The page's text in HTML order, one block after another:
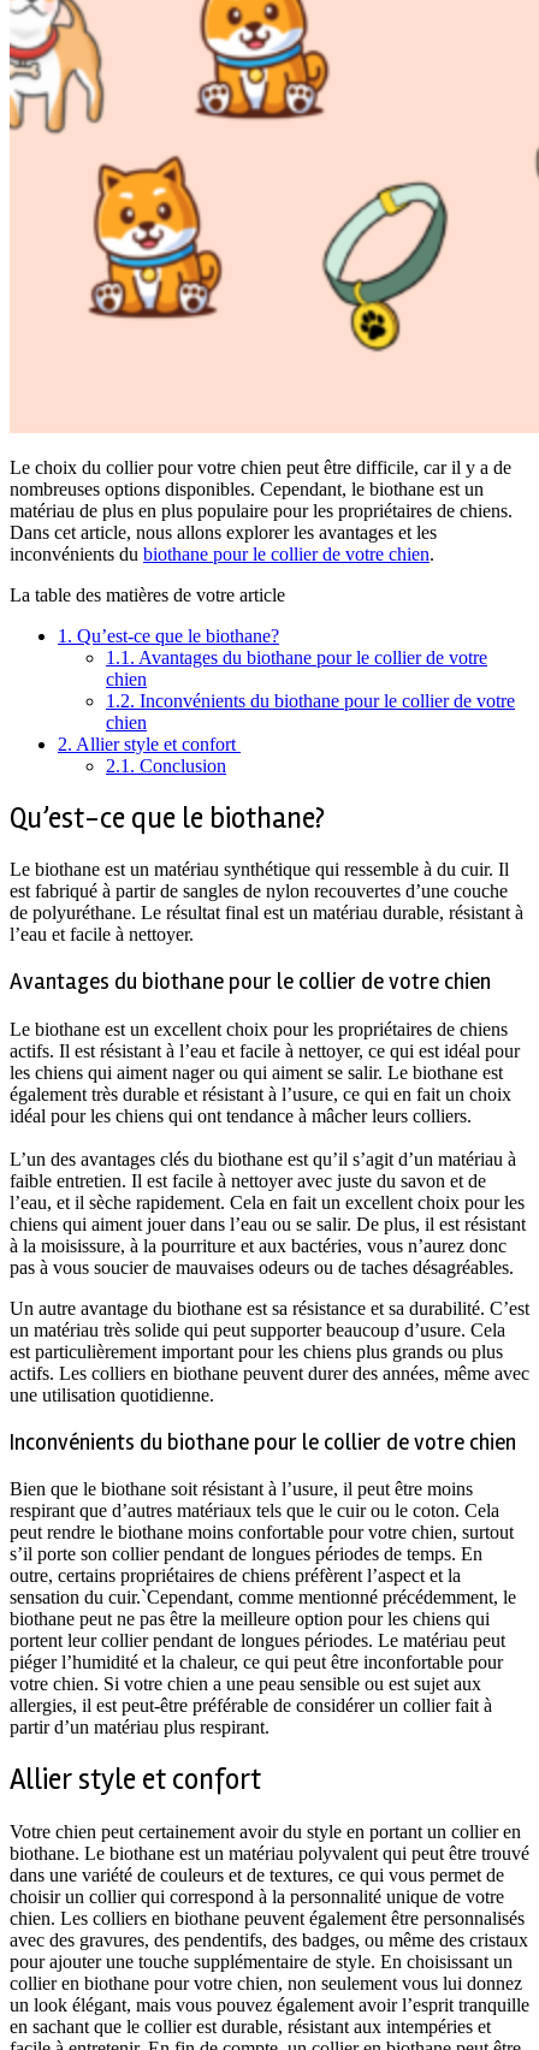
Le choix du collier pour votre chien peut être difficile, car il y a de
nombreuses options disponibles. Cependant, le biothane est un
matériau de plus en plus populaire pour les propriétaires de chiens.
Dans cet article, nous allons explorer les avantages et les
inconvénients du biothane pour le collier de votre chien.
La table des matières de votre article
1. Qu’est-ce que le biothane?
1.1. Avantages du biothane pour le collier de votre
chien
1.2. Inconvénients du biothane pour le collier de votre
chien
2. Allier style et confort
2.1. Conclusion
Qu’est-ce que le biothane?
Le biothane est un matériau synthétique qui ressemble à du cuir. Il
est fabriqué à partir de sangles de nylon recouvertes d’une couche
de polyuréthane. Le résultat final est un matériau durable, résistant à
l’eau et facile à nettoyer.
Avantages du biothane pour le collier de votre chien
Le biothane est un excellent choix pour les propriétaires de chiens
actifs. Il est résistant à l’eau et facile à nettoyer, ce qui est idéal pour
les chiens qui aiment nager ou qui aiment se salir. Le biothane est
également très durable et résistant à l’usure, ce qui en fait un choix
idéal pour les chiens qui ont tendance à mâcher leurs colliers.
L’un des avantages clés du biothane est qu’il s’agit d’un matériau à
faible entretien. Il est facile à nettoyer avec juste du savon et de
l’eau, et il sèche rapidement. Cela en fait un excellent choix pour les
chiens qui aiment jouer dans l’eau ou se salir. De plus, il est résistant
à la moisissure, à la pourriture et aux bactéries, vous n’aurez donc
pas à vous soucier de mauvaises odeurs ou de taches désagréables.
Un autre avantage du biothane est sa résistance et sa durabilité. C’est
un matériau très solide qui peut supporter beaucoup d’usure. Cela
est particulièrement important pour les chiens plus grands ou plus
actifs. Les colliers en biothane peuvent durer des années, même avec
une utilisation quotidienne.
Inconvénients du biothane pour le collier de votre chien
Bien que le biothane soit résistant à l’usure, il peut être moins
respirant que d’autres matériaux tels que le cuir ou le coton. Cela
peut rendre le biothane moins confortable pour votre chien, surtout
s’il porte son collier pendant de longues périodes de temps. En
outre, certains propriétaires de chiens préfèrent l’aspect et la
sensation du cuir.`Cependant, comme mentionné précédemment, le
biothane peut ne pas être la meilleure option pour les chiens qui
portent leur collier pendant de longues périodes. Le matériau peut
piéger l’humidité et la chaleur, ce qui peut être inconfortable pour
votre chien. Si votre chien a une peau sensible ou est sujet aux
allergies, il est peut-être préférable de considérer un collier fait à
partir d’un matériau plus respirant.
Allier style et confort
Votre chien peut certainement avoir du style en portant un collier en
biothane. Le biothane est un matériau polyvalent qui peut être trouvé
dans une variété de couleurs et de textures, ce qui vous permet de
choisir un collier qui correspond à la personnalité unique de votre
chien. Les colliers en biothane peuvent également être personnalisés
avec des gravures, des pendentifs, des badges, ou même des cristaux
pour ajouter une touche supplémentaire de style. En choisissant un
collier en biothane pour votre chien, non seulement vous lui donnez
un look élégant, mais vous pouvez également avoir l’esprit tranquille
en sachant que le collier est durable, résistant aux intempéries et